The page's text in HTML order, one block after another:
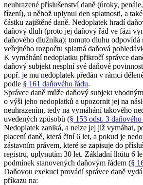
neuhrazené příslušenství daně (úroky,
řízení), u něhož uplynul den splatnosti, a
částku zajištěné daně. Nedoplatek hradí
daňový dluh (proto jej daňový řád ve fázi
daňového dlužníka); tomuto dluhu odpovídá
veřejného rozpočtu splatná daňová
K vymáhání nedoplatku přikročí správce
daňový subjekt nesplní své daňové
popř. je mu nedoplatek předán v rámci
podle § 161 daňového řádu.
Správce daně může daňový subjekt
o výši jeho nedoplatků a upozornit jej na
neuhrazením, tedy na vymáhání takového
uvedených způsobů (§ 153 odst. 3 daňového
Nedoplatek zaniká, a nelze jej již vymáhat,
placení daně, která činí 6 let, a pokud je
zástavním právem, které se zapisuje do
registru, uplynutím 30 let. Základní lhůtu 6
podmínek stanovených daňovým řádem (§
Daňovou exekuci provádí správce daně
příkazu na: